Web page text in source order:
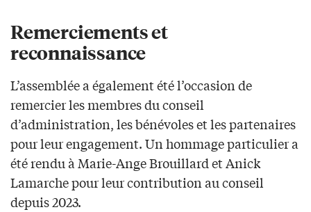
Remerciements et
reconnaissance ​
L’assemblée a également été l’occasion de
remercier les membres du conseil
d’administration, les bénévoles et les partenaires
pour leur engagement. Un hommage particulier a
été rendu à Marie-Ange Brouillard et Anick
Lamarche pour leur contribution au conseil
depuis 2023.